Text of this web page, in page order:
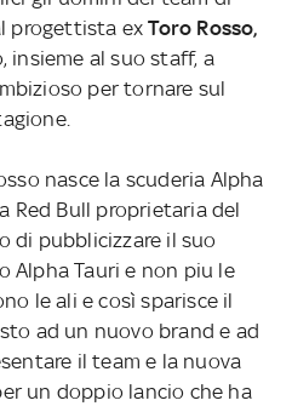
progettista exToro Rosso,
insieme al suo staff, a
per tornare sul
nasce la scuderia Alpha
Red Bull proprietaria del
di pubblicizzare il suo
Alpha Tauri e non piu le
le ali e così sparisce il
ad un nuovo brand e ad
il team e la nuova
un doppio lancio che ha